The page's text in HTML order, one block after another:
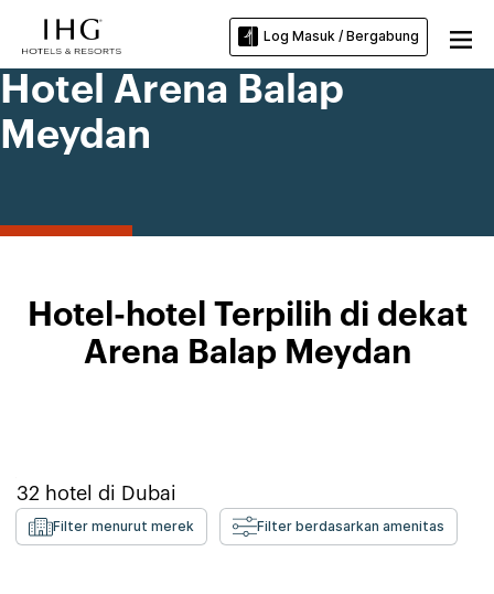
Log Masuk / Bergabung
Hotel Arena Balap
Meydan
Hotel-hotel Terpilih di dekat
Arena Balap Meydan
32 hotel di Dubai
Filter menurut merek Filter berdasarkan amenitas